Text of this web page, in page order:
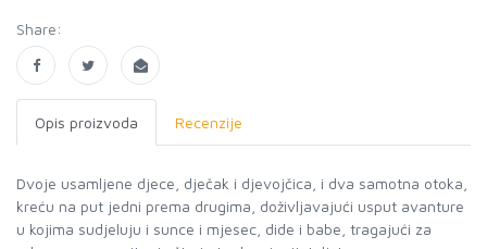
Share:
Opis proizvoda Recenzije
Dvoje usamljene djece, dječak i djevojčica, i dva samotna otoka,
kreću na put jedni prema drugima, doživljavajući usput avanture
u kojima sudjeluju i sunce i mjesec, dide i babe, tragajući za